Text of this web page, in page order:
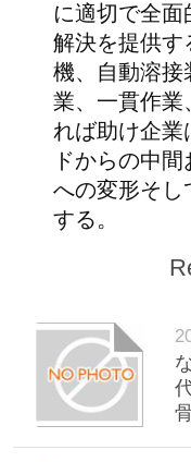
に適切で全
解決を提供す
機、自動溶接
業、一貫作業
れば助け企業
ドからの中
への変形そし
する。